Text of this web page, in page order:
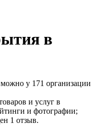
в
у 171 организации
и услуг в
и фотографии;
1 отзыв.